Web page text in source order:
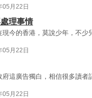
05月22日
理事情
今的香港，莫說少年，不少
05月22日
府這廣告獨白，相信很多讀者
05月22日